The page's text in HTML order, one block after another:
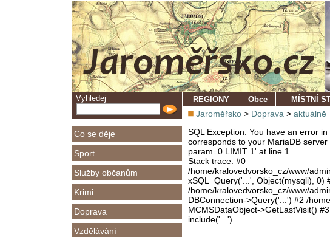
Vyhledej
Co se děje
Sport
Služby občanům
Krimi
Doprava
Vzdělávání
REGIONY
Obce MÍSTNÍ
Jaroměřsko > Doprava > aktuálně
SQL Exception: You have an error
corresponds to your MariaDB
param=0 LIMIT 1' at line 1
Stack trace: #0
/home/kralovedvorsko_cz/www/
xSQL_Query('...', Object(mysqli), 0)
/home/kralovedvorsko_cz/www/
DBConnection->Query('...') #2 /
MCMSDataObject->GetLastVisit()
include('...')